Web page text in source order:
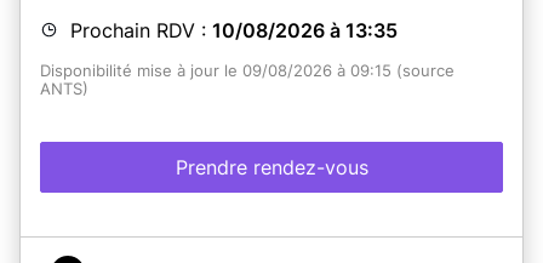
Prochain RDV : 10/08/2026 à 13:35
Disponibilité mise à jour le 09/08/2026 à 09:15 (source
ANTS)
Prendre rendez-vous